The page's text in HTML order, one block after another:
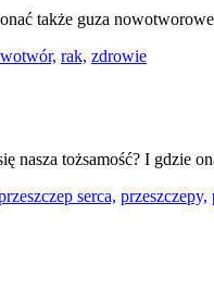
także guza
rak, zdrowie
nasza tożsamość? I gdzie
serca, przeszczepy,